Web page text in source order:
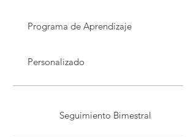
Programa de Aprendizaje
Personalizado
Seguimiento Bimestral